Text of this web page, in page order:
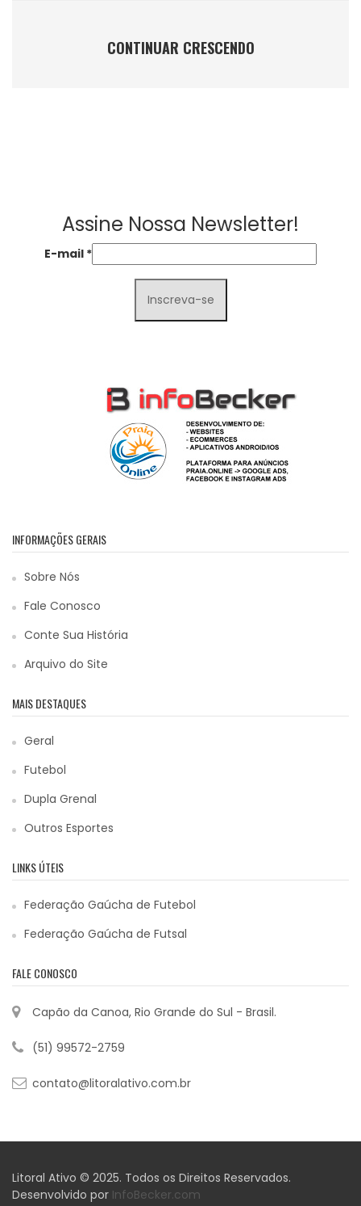
CONTINUAR CRESCENDO
Assine Nossa Newsletter!
E-mail *
INFORMAÇÕES GERAIS
Sobre Nós
Fale Conosco
Conte Sua História
Arquivo do Site
MAIS DESTAQUES
Geral
Futebol
Dupla Grenal
Outros Esportes
LINKS ÚTEIS
Federação Gaúcha de Futebol
Federação Gaúcha de Futsal
FALE CONOSCO
Capão da Canoa, Rio Grande do Sul - Brasil.
(51) 99572-2759
contato@litoralativo.com.br
Litoral Ativo © 2025. Todos os Direitos Reservados.
Desenvolvido por InfoBecker.com